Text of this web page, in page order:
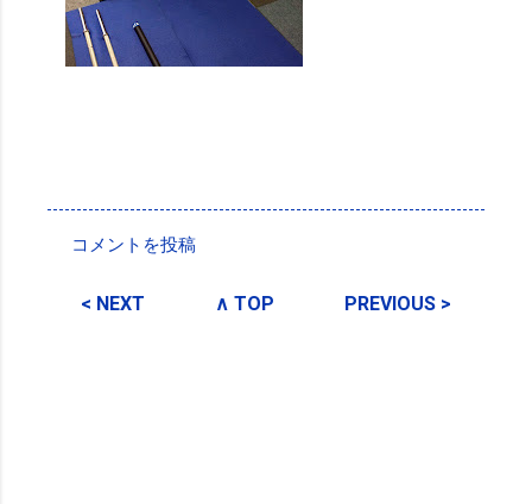
メ
コメントを投稿
< NEXT ∧ TOP PREVIOUS >